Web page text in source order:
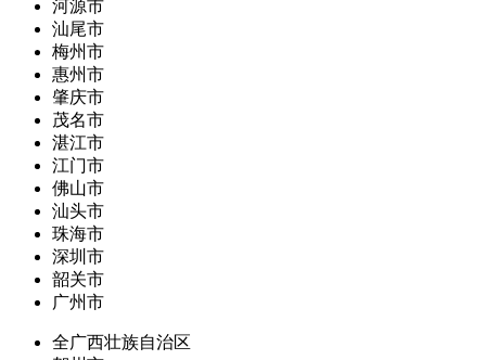
河源市
汕尾市
梅州市
惠州市
肇庆市
茂名市
湛江市
江门市
佛山市
汕头市
珠海市
深圳市
韶关市
广州市
全广西壮族自治区